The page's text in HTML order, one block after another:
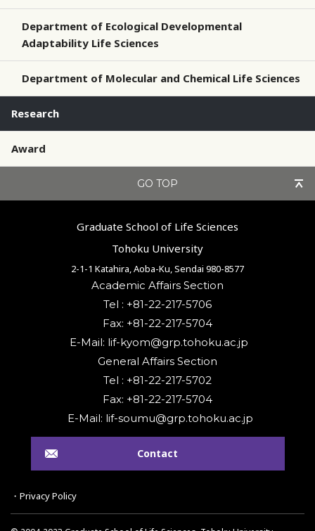
Department of Ecological Developmental
Adaptability Life Sciences
Department of Molecular and Chemical Life Sciences
Research
Award
GO TOP
Graduate School of Life Sciences
Tohoku University
2-1-1 Katahira, Aoba-Ku, Sendai 980-8577
Academic Affairs Section
Tel : +81-22-217-5706
Fax: +81-22-217-5704
General Affairs Section
Tel : +81-22-217-5702
Fax: +81-22-217-5704
Contact
・Privacy Policy